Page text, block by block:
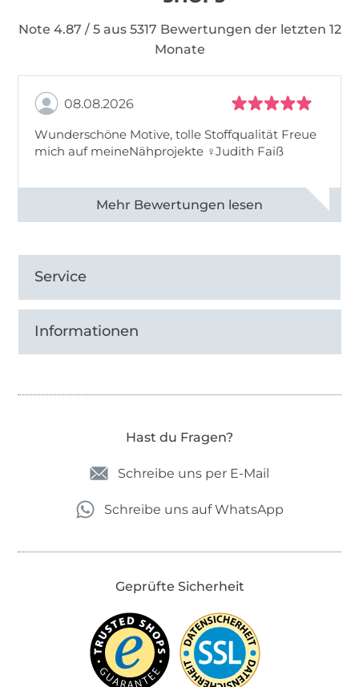
Note 4.87 / 5 aus 5317 Bewertungen der letzten 12
Monate
08.08.2026
Wunderschöne Motive, tolle Stoffqualität Freue
mich auf meineNähprojekte ♀Judith Faiß
Alle 82990 Bewertungen ansehen
Service
Informationen
Hast du Fragen?
Schreibe uns per E-Mail
Schreibe uns auf WhatsApp
Geprüfte Sicherheit